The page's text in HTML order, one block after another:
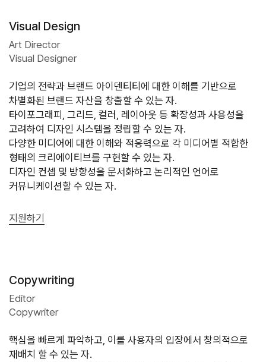
Visual Design
Art Director
Visual Designer
기업의 전략과 브랜드 아이덴티티에 대한 이해를 기반으로
차별화된 브랜드 자산을 창출할 수 있는 자.
타이포그래피, 그리드, 컬러, 레이아웃 등 확장성과 사용성을
고려하여 디자인 시스템을 정립할 수 있는 자.
다양한 미디어에 대한 이해와 적응력으로 각 미디어별 적합한
형태의 크리에이티브를 구현할 수 있는 자.
디자인 컨셉 및 방향성을 문서화하고 논리적인 언어로
커뮤니케이션할 수 있는 자.
지원하기
Copywriting
Editor
Copywriter
핵심을 빠르게 파악하고, 이를 사용자의 입장에서 창의적으로
재배치 할 수 있는 자.